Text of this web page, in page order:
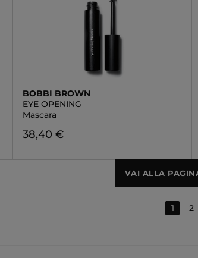
BOBBI BROWN
EYE OPENING
Mascara
38,40 €
VAI ALLA
1 2